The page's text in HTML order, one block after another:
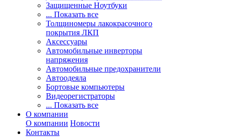
Защищенные Ноутбуки
... Показать все
Толщиномеры лакокрасочного
покрытия ЛКП
Аксессуары
Автомобильные инверторы
напряжения
Автомобильные предохранители
Автоодеяла
Бортовые компьютеры
Видеорегистраторы
... Показать все
О компании
О компании Новости
Контакты